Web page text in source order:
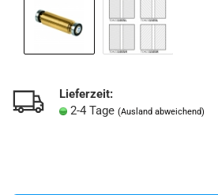
Lieferzeit:
2-4 Tage (Ausland abweichend)